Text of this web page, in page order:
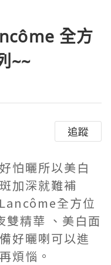
全方
~~
追蹤
怕曬所以美白
加深就難補
全方位
雙精華 、美白面
好曬喇可以進
煩惱。